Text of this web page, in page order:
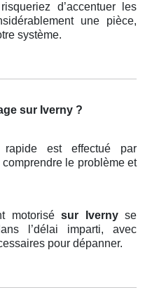
d’accentuer les
une pièce,
système.
sur Iverny ?
rapide est effectué par
le problème et
motorisé sur Iverny se
l’délai imparti, avec
pour dépanner.